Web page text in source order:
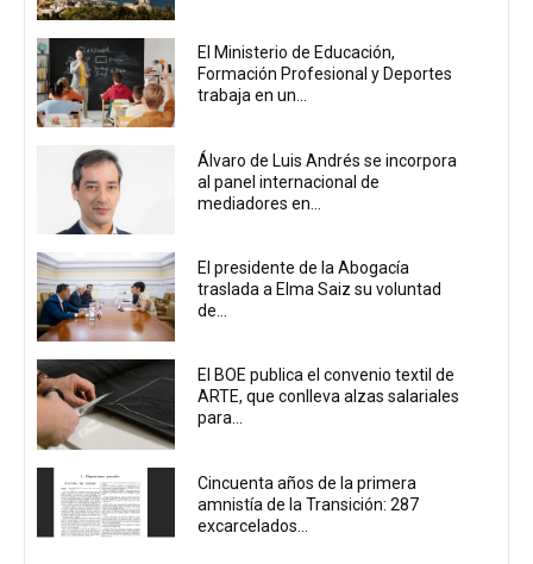
El Ministerio de Educación,
Formación Profesional y Deportes
trabaja en un...
Álvaro de Luis Andrés se incorpora
al panel internacional de
mediadores en...
El presidente de la Abogacía
traslada a Elma Saiz su voluntad
de...
El BOE publica el convenio textil de
ARTE, que conlleva alzas salariales
para...
Cincuenta años de la primera
amnistía de la Transición: 287
excarcelados...